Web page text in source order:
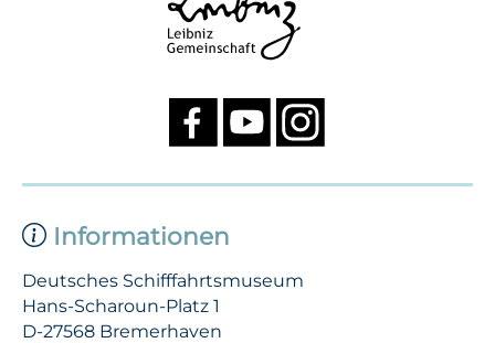
Informationen
Deutsches Schifffahrtsmuseum
Hans-Scharoun-Platz 1
D-27568 Bremerhaven